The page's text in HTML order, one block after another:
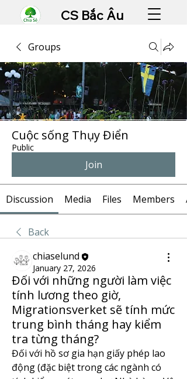
CS Bắc Âu
Groups
Cuộc sống Thụy Điển
Public
Join
Discussion Media Files Members
Back
chiaselund
January 27, 2026
Đối với những người làm việc
tính lương theo giờ,
Migrationsverket sẽ tính mức
trung bình tháng hay kiểm
tra từng tháng?
Đối với hồ sơ gia hạn giấy phép lao
động (đặc biệt trong các ngành có